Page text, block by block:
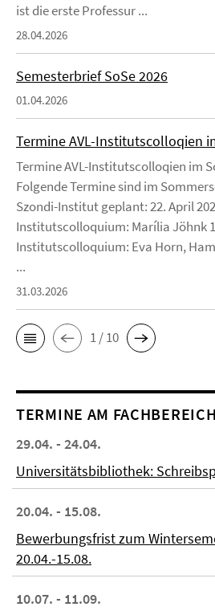
ist die erste Professur ...
28.04.2026
Semesterbrief SoSe 2026
01.04.2026
Termine AVL-Institutscolloqien
Termine AVL-Institutscolloqien im
Folgende Termine sind im
Szondi-Institut geplant: 22. April
Institutscolloquium: Marília Jöhnk
Institutscolloquium: Eva Horn,
...
31.03.2026
1 / 10
TERMINE AM FACHBEREICH
29.04. - 24.04.
Universitätsbibliothek:
20.04. - 15.08.
Bewerbungsfrist zum
20.04.-15.08.
10.07. - 11.09.